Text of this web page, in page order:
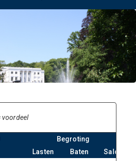
voordeel
Begroting
Lasten
Baten Saldo